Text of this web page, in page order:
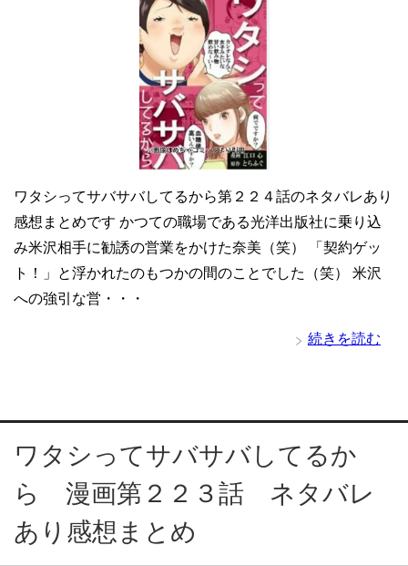
ワタシってサバサバしてるから第２２４話のネタバレあり
感想まとめです かつての職場である光洋出版社に乗り込
み米沢相手に勧誘の営業をかけた奈美（笑） 「契約ゲッ
ト！」と浮かれたのもつかの間のことでした（笑） 米沢
への強引な営・・・
続きを読む
ワタシってサバサバしてるか
ら 漫画第２２３話 ネタバレ
あり感想まとめ